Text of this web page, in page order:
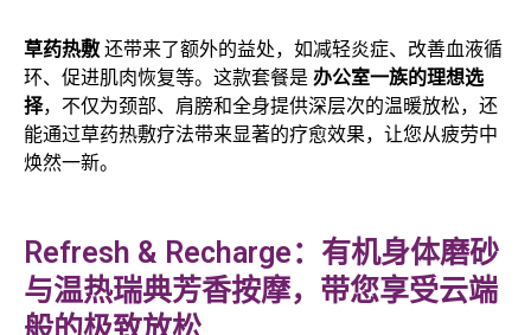
草药热敷 还带来了额外的益处，如减轻炎症、改善血液循
环、促进肌肉恢复等。这款套餐是 办公室一族的理想选
择，不仅为颈部、肩膀和全身提供深层次的温暖放松，还
能通过草药热敷疗法带来显著的疗愈效果，让您从疲劳中
焕然一新。
Refresh & Recharge：有机身体磨砂
与温热瑞典芳香按摩，带您享受云端